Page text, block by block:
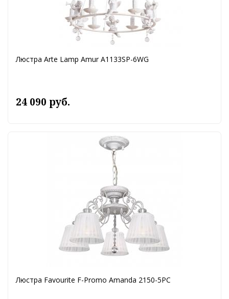
Люстра Arte Lamp Amur A1133SP-6WG
24 090 руб.
Люстра Favourite F-Promo Amanda 2150-5PC